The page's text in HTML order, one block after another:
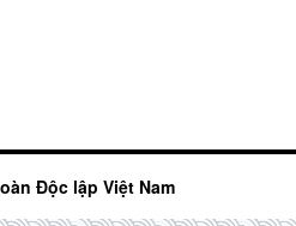
Độc lập Việt Nam